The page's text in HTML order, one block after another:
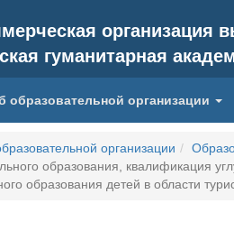
организация
гуманитарная
образовательной организации
организации
образования, квалификация
образования детей в области